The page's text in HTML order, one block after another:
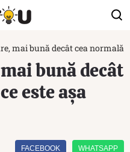
mai bună decât cea normală.
bună decât
este așa
FACEBOOK WHATSAPP